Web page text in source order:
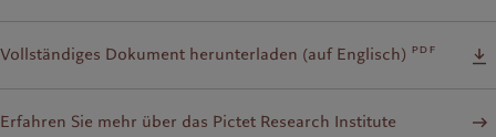
Vollständiges Dokument herunterladen (auf Englisch) pdf
Erfahren Sie mehr über das Pictet Research Institute